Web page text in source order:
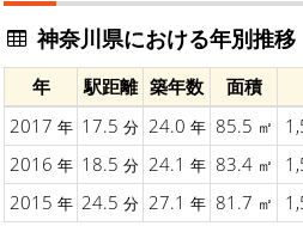
神奈川県における年別推移
年 駅距離 築年数 面積
2017 年 17.5 分 24.0 年 85.5 ㎡
2016 年 18.5 分 24.1 年 83.4 ㎡
2015 年 24.5 分 27.1 年 81.7 ㎡